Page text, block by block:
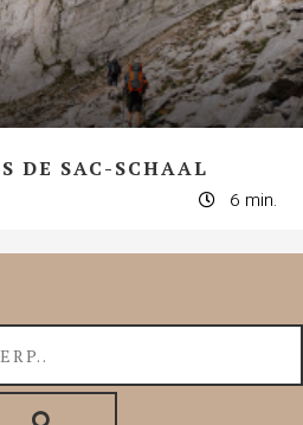
DE SAC-SCHAAL
6 min.